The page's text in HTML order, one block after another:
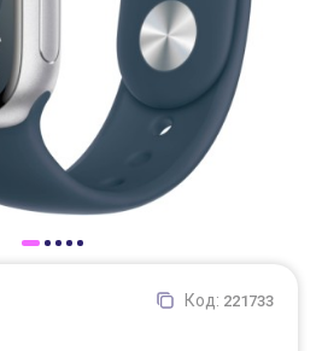
Код: 221733